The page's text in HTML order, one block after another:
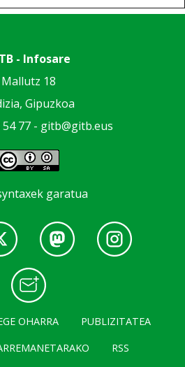
- Infosare
Mallutz 18
Gipuzkoa
77 - gitb@gitb.eus
garatua
OHARRA
PUBLIZITATEA
RSS